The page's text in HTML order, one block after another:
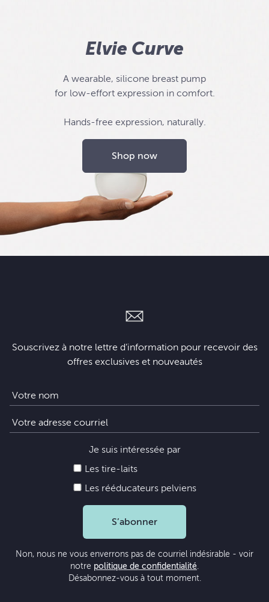
Elvie Curve
A wearable, silicone breast pump
for low-effort expression in comfort.
Hands-free expression, naturally.
Shop now
Souscrivez à notre lettre d’information pour recevoir des
offres exclusives et nouveautés
Je suis intéressée par
Les tire-laits
Les rééducateurs pelviens
S’abonner
Non, nous ne vous enverrons pas de courriel indésirable - voir
notre politique de confidentialité.
Désabonnez-vous à tout moment.